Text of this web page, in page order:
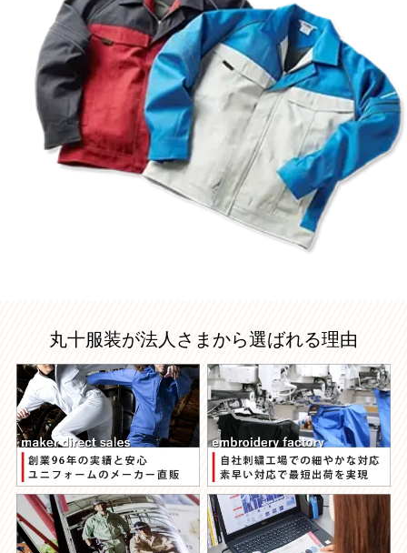
丸十服装が法人さまから選ばれる理由